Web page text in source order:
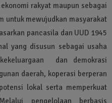
rakyat maupun sebagai
untuk mewujudkan masyarakat
pancasila dan UUD 1945
yang disusun sebagai usaha
dan demokrasi
daerah, koperasi berperan
lokal serta memperkuat
pengelolaan berbasis